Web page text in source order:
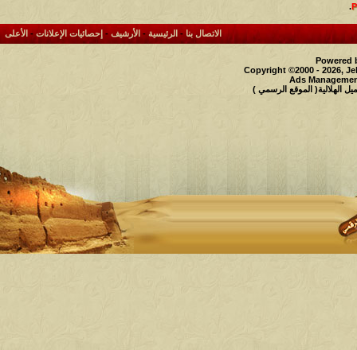
.
الاتصال بنا- الرئيسية-الأرشيف- إحصائيات الإعلانات- الأعلى
Powered
Copyright ©2000 - 2026,
Ads
الهلالية( الموقع الرسمي )